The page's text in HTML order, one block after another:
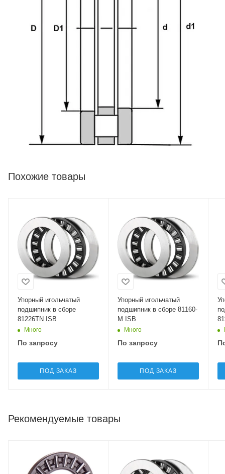
Похожие товары
Упорный игольчатый
подшипник в сборе
81226TN ISB
Много
По запросу
ПОД ЗАКАЗ
Упорный игольчатый
подшипник в сборе 81160-
M ISB
Много
По запросу
ПОД ЗАКАЗ
Рекомендуемые товары